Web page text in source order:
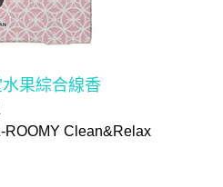
水果綜合線香
ROOMY Clean&Relax